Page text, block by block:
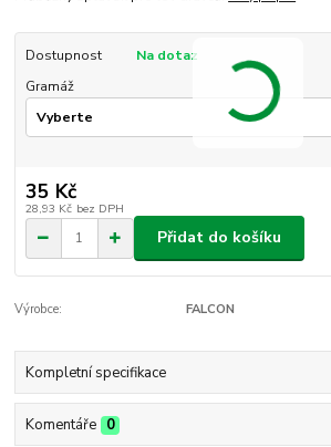
Dostupnost
Na dotaz
Gramáž
35 Kč
28,93 Kč bez DPH
Přidat do košíku
Výrobce: FALCON
Kompletní specifikace
Komentáře 0